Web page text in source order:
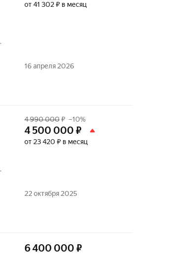
от 41 302 ₽ в месяц
16 апреля 2026
4 990 000₽ –10%
4 500 000 ₽
от 23 420 ₽ в месяц
22 октября 2025
6 400 000 ₽